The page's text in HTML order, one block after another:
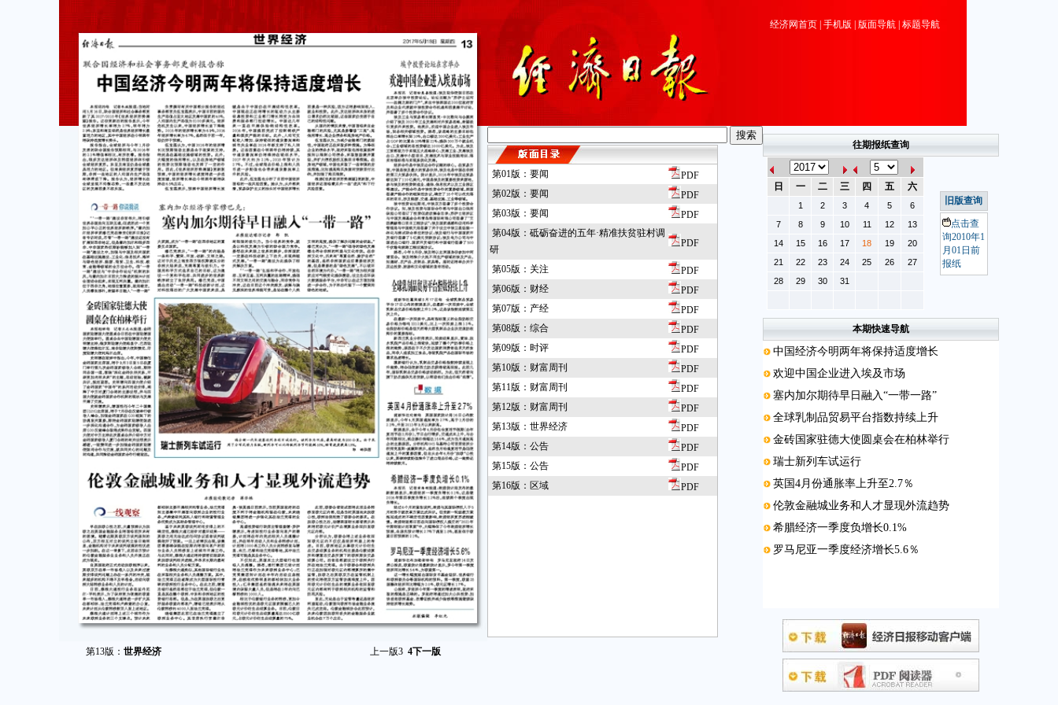
第13版： 世界经济 上一版3 4下一版
经济网首页 手机版 版面导航 标题导航
第01版：要闻
PDF
第02版：要闻
PDF
第03版：要闻
PDF
第04版：砥砺奋进的五年·精准扶贫驻村调
研
PDF
第05版：关注
PDF
第06版：财经
PDF
第07版：产经
PDF
第08版：综合
PDF
第09版：时评
PDF
第10版：财富周刊
PDF
第11版：财富周刊
PDF
第12版：财富周刊
PDF
第13版：世界经济
PDF
第14版：公告
PDF
第15版：公告
PDF
第16版：区域
PDF
往期报纸查询
日 一 二 三 四 五 六
1 2 3 4 5
6
7
8 9 10 11 12
13
14
15 16 17 18 19
20
21
22 23 24 25 26
27
28
29 30 31
旧版查询
点击查
询2010年1
月01日前
报纸
本期快速导航
中国经济今明两年将保持适度增长
欢迎中国企业进入埃及市场
塞内加尔期待早日融入“一带一路”
全球乳制品贸易平台指数持续上升
金砖国家驻德大使圆桌会在柏林举行
瑞士新列车试运行
英国4月份通胀率上升至2.7％
伦敦金融城业务和人才显现外流趋势
希腊经济一季度负增长0.1%
罗马尼亚一季度经济增长5.6％